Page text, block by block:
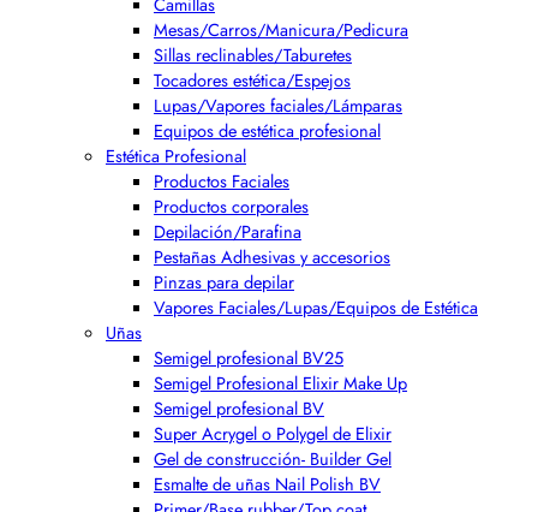
Mesas/Carros/Manicura/Pedicura
Sillas reclinables/Taburetes
Tocadores estética/Espejos
Lupas/Vapores faciales/Lámparas
Equipos de estética profesional
Estética Profesional
Productos Faciales
Productos corporales
Depilación/Parafina
Pestañas Adhesivas y accesorios
Pinzas para depilar
Vapores Faciales/Lupas/Equipos de Estética
Uñas
Semigel profesional BV25
Semigel Profesional Elixir Make Up
Semigel profesional BV
Super Acrygel o Polygel de Elixir
Gel de construcción- Builder Gel
Esmalte de uñas Nail Polish BV